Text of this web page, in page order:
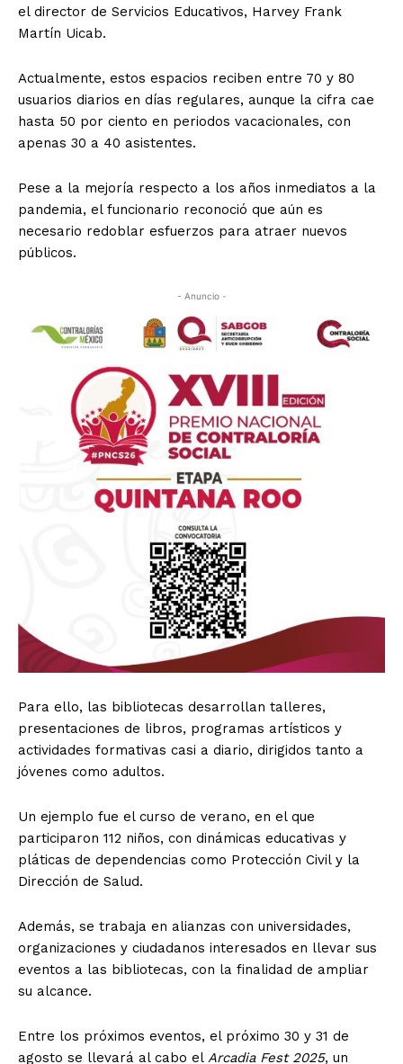
el director de Servicios Educativos, Harvey Frank
Martín Uicab.
Actualmente, estos espacios reciben entre 70 y 80
usuarios diarios en días regulares, aunque la cifra cae
hasta 50 por ciento en periodos vacacionales, con
apenas 30 a 40 asistentes.
Pese a la mejoría respecto a los años inmediatos a la
pandemia, el funcionario reconoció que aún es
necesario redoblar esfuerzos para atraer nuevos
públicos.
- Anuncio -
Para ello, las bibliotecas desarrollan talleres,
presentaciones de libros, programas artísticos y
actividades formativas casi a diario, dirigidos tanto a
jóvenes como adultos.
Un ejemplo fue el curso de verano, en el que
participaron 112 niños, con dinámicas educativas y
pláticas de dependencias como Protección Civil y la
Dirección de Salud.
Además, se trabaja en alianzas con universidades,
organizaciones y ciudadanos interesados en llevar sus
eventos a las bibliotecas, con la finalidad de ampliar
su alcance.
Entre los próximos eventos, el próximo 30 y 31 de
agosto se llevará al cabo el Arcadia Fest 2025, un